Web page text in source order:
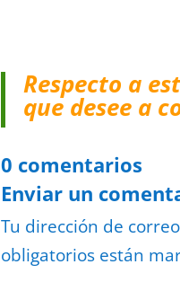
Respecto a
que desee a
0 comentarios
Enviar un
Tu dirección de
obligatorios están